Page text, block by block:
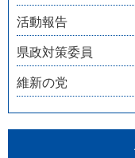
活動報告
県政対策委員
維新の党